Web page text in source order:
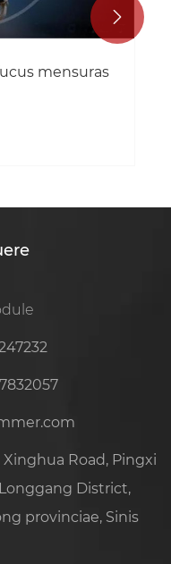
mensuras

Xinghua Road, Pingxi
District,
provinciae, Sinis